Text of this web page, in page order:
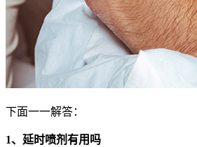
下面一一解答：
1、延时喷剂有用吗